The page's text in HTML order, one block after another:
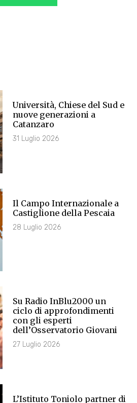
Università, Chiese del Sud e
nuove generazioni a
Catanzaro
31 Luglio 2026
Il Campo Internazionale a
Castiglione della Pescaia
28 Luglio 2026
Su Radio InBlu2000 un
ciclo di approfondimenti
con gli esperti
dell’Osservatorio Giovani
27 Luglio 2026
L’Istituto Toniolo partner di